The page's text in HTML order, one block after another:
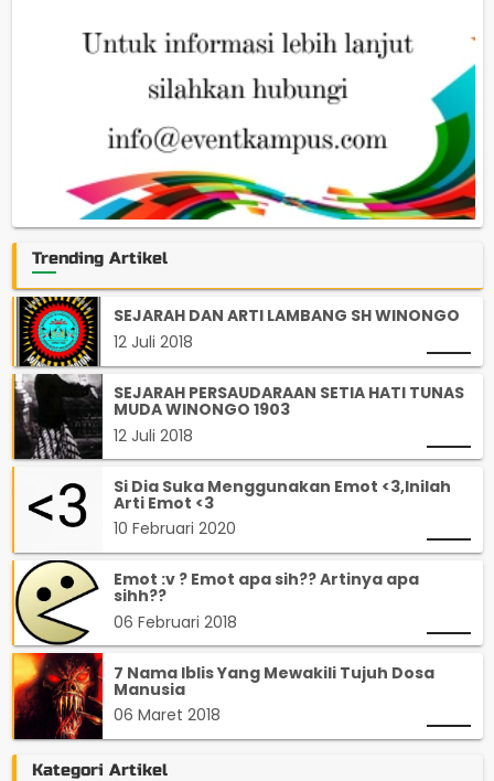
Trending Artikel
SEJARAH DAN ARTI LAMBANG SH WINONGO
12 Juli 2018
SEJARAH PERSAUDARAAN SETIA HATI TUNAS
MUDA WINONGO 1903
12 Juli 2018
Si Dia Suka Menggunakan Emot <3,Inilah
Arti Emot <3
10 Februari 2020
Emot :v ? Emot apa sih?? Artinya apa
sihh??
06 Februari 2018
7 Nama Iblis Yang Mewakili Tujuh Dosa
Manusia
06 Maret 2018
Kategori Artikel